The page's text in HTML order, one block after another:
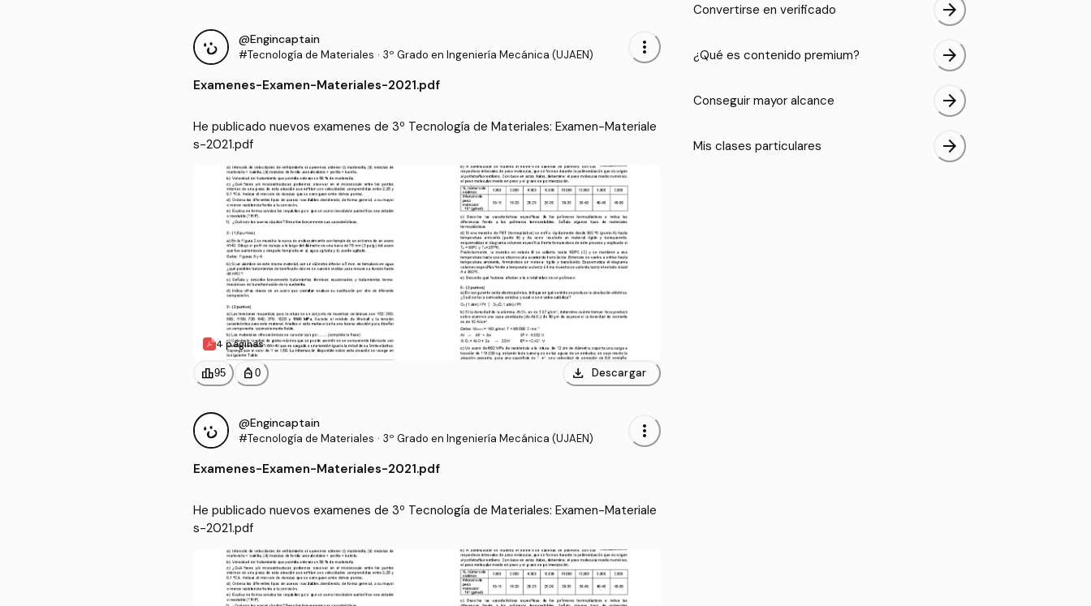
@Engincaptain
#Tecnología de Materiales · 3º Grado en Ingeniería Mecánica (UJAEN) more_vert
Examenes-Examen-Materiales-2021.pdf
He publicado nuevos examenes de 3º Tecnología de Materiales: Examen-Materiale
s-2021.pdf
4 páginas
leaderboard95 personal_bag 0 download Descargar
@Engincaptain
#Tecnología de Materiales · 3º Grado en Ingeniería Mecánica (UJAEN) more_vert
Examenes-Examen-Materiales-2021.pdf
He publicado nuevos examenes de 3º Tecnología de Materiales: Examen-Materiale
s-2021.pdf
Convertirse en verificado arrow_forward
¿Qué es contenido premium? arrow_forward
Conseguir mayor alcance arrow_forward
Mis clases particulares arrow_forward